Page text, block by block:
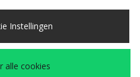
Naar
betaalmethoden
Instellingen
alle cookies